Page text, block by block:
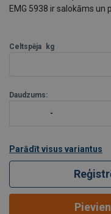
EMG 5938 ir salokāms un
Celtspēja kg
Daudzums:
Parādīt visus variantus